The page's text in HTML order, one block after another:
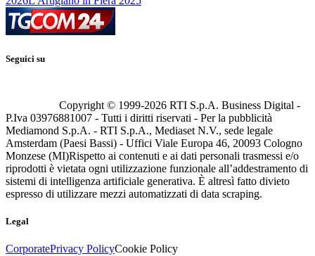
Seguici su
Copyright © 1999-2026 RTI S.p.A. Business Digital -
P.Iva 03976881007 - Tutti i diritti riservati - Per la pubblicità
Mediamond S.p.A. - RTI S.p.A., Mediaset N.V., sede legale
Amsterdam (Paesi Bassi) - Uffici Viale Europa 46, 20093 Cologno
Monzese (MI)Rispetto ai contenuti e ai dati personali trasmessi e/o
riprodotti è vietata ogni utilizzazione funzionale all’addestramento di
sistemi di intelligenza artificiale generativa. È altresì fatto divieto
espresso di utilizzare mezzi automatizzati di data scraping.
Legal
CorporatePrivacy PolicyCookie Policy